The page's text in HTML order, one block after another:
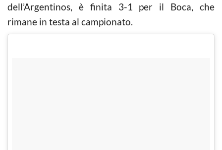
dell’Argentinos, è finita 3-1 per il Boca, che
rimane in testa al campionato.